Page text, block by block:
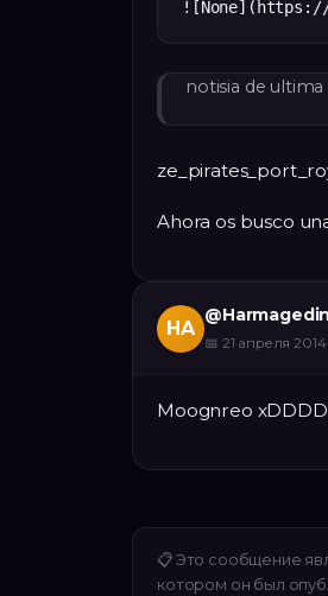
notisia de ultima
Ahora os busco
HA
@
📅 21 апреля 2014
Moognreo
📋 Это сообщение
котором он был